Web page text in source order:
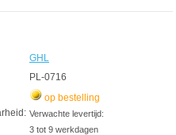
GHL
PL-0716
op bestelling
Verwachte levertijd:
3 tot 9 werkdagen